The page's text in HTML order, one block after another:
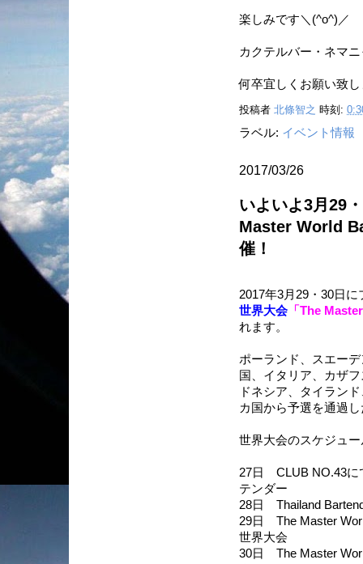
楽しみです＼(^o^)／
カクテルバー・ネマ
何卒宜しくお願い致
投稿者 北條智之 時刻:
ラベル: イベント情報
2017/03/26
いよいよ3月29
Master World
催！
2017年3月29・30日
世界大会 「The
れます。
ポーランド、スエー
国、イタリア、カザ
ドネシア、タイラン
カ国から予選を通過
世界大会のスケジュ
27日 CLUB NO.43に
テンダー
28日 Thailand
29日 The Master
世界大会
30日 The Master